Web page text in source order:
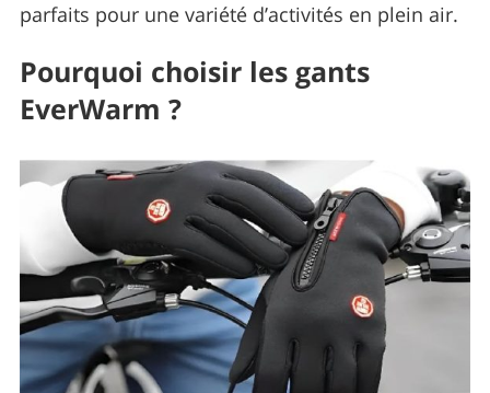
parfaits pour une variété d’activités en plein air.
Pourquoi choisir les gants
EverWarm ?